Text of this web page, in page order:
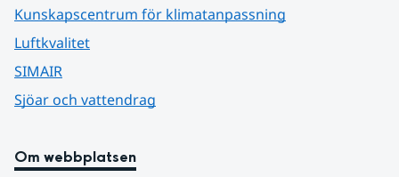
Kunskapscentrum för klimatanpassning
Luftkvalitet
SIMAIR
Sjöar och vattendrag
Om webbplatsen